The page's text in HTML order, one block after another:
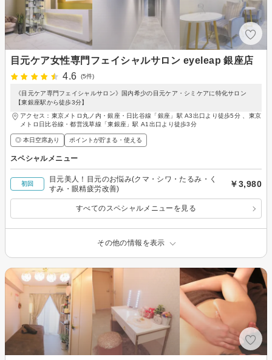
目元ケア女性専門フェイシャルサロン eyeleap 銀座店
4.6
(5件)
《目元ケア専門フェイシャルサロン》国内希少の目元ケア・シミケアに特化サロン
【東銀座駅から徒歩3分】
アクセス：東京メトロ丸ノ内・銀座・日比谷線「銀座」駅 A3出口より徒歩5分 、東京
メトロ日比谷線・都営浅草線「東銀座」駅 A1出口より徒歩3分
◎ 本日空席あり ポイントが貯まる・使える
スペシャルメニュー
初回
目元美人！目元のお悩み(クマ・シワ・たるみ・く
すみ・眼精疲労改善)
￥3,980
すべてのスペシャルメニューを見る
その他の情報を表示